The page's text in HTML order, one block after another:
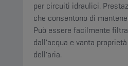
per circuiti idraulici.
che consentono di
Può essere facilmente
dall'acqua e vanta
dell'aria.